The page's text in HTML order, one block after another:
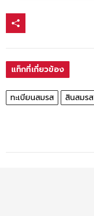
แท็กที่เกี่ยวข้อง
ทะเบียนสมรส สินสมรส